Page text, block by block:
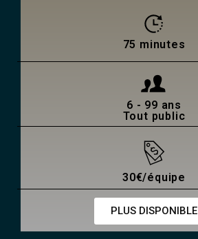
75 minutes
6 - 99 ans
Tout public
30€/équipe
PLUS DISPONIBLE